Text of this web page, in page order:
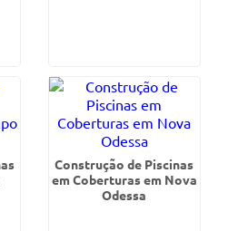
Construção de Piscinas
em Coberturas em Nova
Odessa